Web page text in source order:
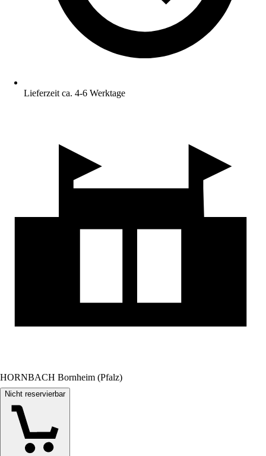
Lieferzeit ca. 4-6 Werktage
HORNBACH Bornheim (Pfalz)
Nicht reservierbar